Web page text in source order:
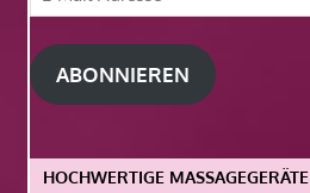
Mail-
Adresse
ABONNIEREN
HOCHWERTIGE MASSAGEGERÄTE